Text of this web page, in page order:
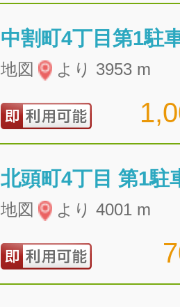
中割町4丁目第1駐
地図 より 3953 m
北頭町4丁目 第1駐
地図 より 4001 m